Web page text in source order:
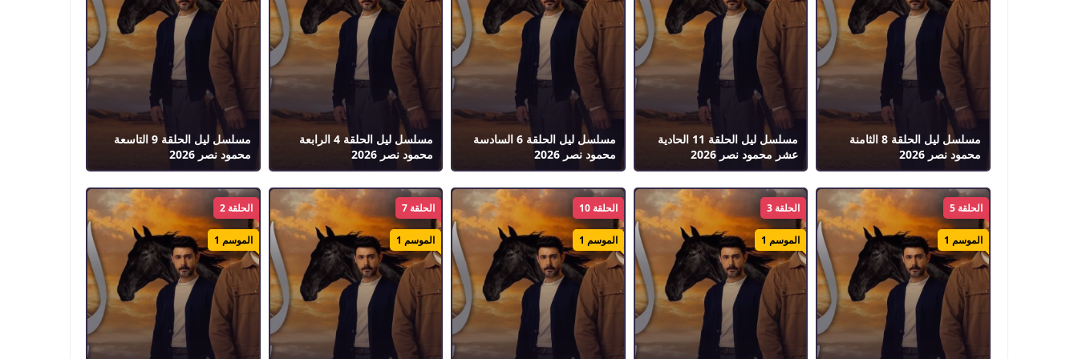
مسلسل ليل الحلقة 8 الثامنة
محمود نصر 2026
مسلسل ليل الحلقة 11 الحادية
عشر محمود نصر 2026
مسلسل ليل الحلقة 6 السادسة
محمود نصر 2026
مسلسل ليل الحلقة 4 الرابعة
محمود نصر 2026
مسلسل ليل الحلقة 9 التاسعة
محمود نصر 2026
الحلقة 5
الموسم 1
الحلقة 3
الموسم 1
الحلقة 10
الموسم 1
الحلقة 7
الموسم 1
الحلقة 2
الموسم 1